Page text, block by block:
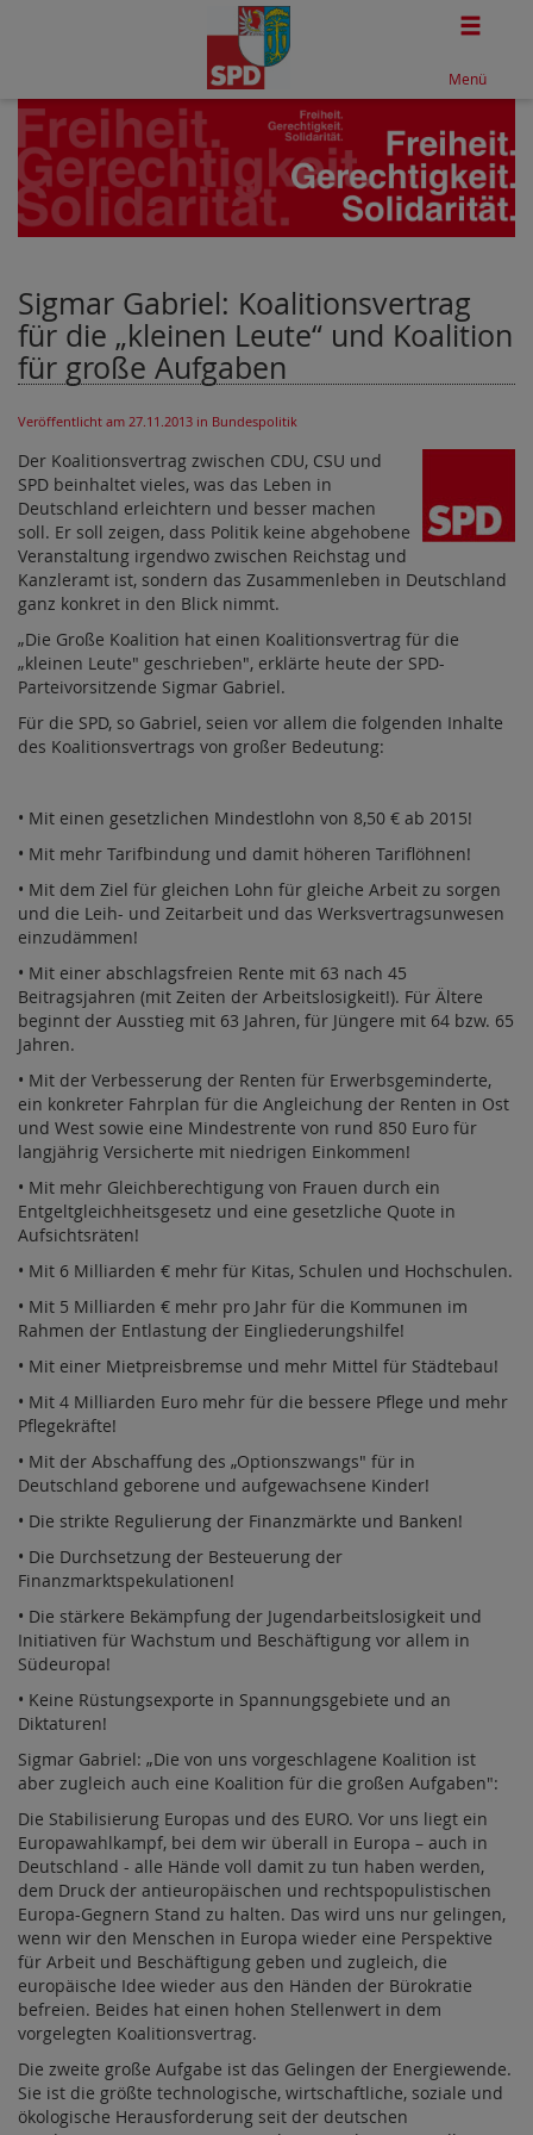
Menü
Sigmar Gabriel: Koalitionsvertrag
für die „kleinen Leute“ und Koalition
für große Aufgaben
Veröffentlicht am 27.11.2013 in Bundespolitik
Der Koalitionsvertrag zwischen CDU, CSU und
SPD beinhaltet vieles, was das Leben in
Deutschland erleichtern und besser machen
soll. Er soll zeigen, dass Politik keine abgehobene
Veranstaltung irgendwo zwischen Reichstag und
Kanzleramt ist, sondern das Zusammenleben in Deutschland
ganz konkret in den Blick nimmt.
„Die Große Koalition hat einen Koalitionsvertrag für die
„kleinen Leute" geschrieben", erklärte heute der SPD-
Parteivorsitzende Sigmar Gabriel.
Für die SPD, so Gabriel, seien vor allem die folgenden Inhalte
des Koalitionsvertrags von großer Bedeutung:
• Mit einen gesetzlichen Mindestlohn von 8,50 € ab 2015!
• Mit mehr Tarifbindung und damit höheren Tariflöhnen!
• Mit dem Ziel für gleichen Lohn für gleiche Arbeit zu sorgen
und die Leih- und Zeitarbeit und das Werksvertragsunwesen
einzudämmen!
• Mit einer abschlagsfreien Rente mit 63 nach 45
Beitragsjahren (mit Zeiten der Arbeitslosigkeit!). Für Ältere
beginnt der Ausstieg mit 63 Jahren, für Jüngere mit 64 bzw. 65
Jahren.
• Mit der Verbesserung der Renten für Erwerbsgeminderte,
ein konkreter Fahrplan für die Angleichung der Renten in Ost
und West sowie eine Mindestrente von rund 850 Euro für
langjährig Versicherte mit niedrigen Einkommen!
• Mit mehr Gleichberechtigung von Frauen durch ein
Entgeltgleichheitsgesetz und eine gesetzliche Quote in
Aufsichtsräten!
• Mit 6 Milliarden € mehr für Kitas, Schulen und Hochschulen.
• Mit 5 Milliarden € mehr pro Jahr für die Kommunen im
Rahmen der Entlastung der Eingliederungshilfe!
• Mit einer Mietpreisbremse und mehr Mittel für Städtebau!
• Mit 4 Milliarden Euro mehr für die bessere Pflege und mehr
Pflegekräfte!
• Mit der Abschaffung des „Optionszwangs" für in
Deutschland geborene und aufgewachsene Kinder!
• Die strikte Regulierung der Finanzmärkte und Banken!
• Die Durchsetzung der Besteuerung der
Finanzmarktspekulationen!
• Die stärkere Bekämpfung der Jugendarbeitslosigkeit und
Initiativen für Wachstum und Beschäftigung vor allem in
Südeuropa!
• Keine Rüstungsexporte in Spannungsgebiete und an
Diktaturen!
Sigmar Gabriel: „Die von uns vorgeschlagene Koalition ist
aber zugleich auch eine Koalition für die großen Aufgaben":
Die Stabilisierung Europas und des EURO. Vor uns liegt ein
Europawahlkampf, bei dem wir überall in Europa – auch in
Deutschland - alle Hände voll damit zu tun haben werden,
dem Druck der antieuropäischen und rechtspopulistischen
Europa-Gegnern Stand zu halten. Das wird uns nur gelingen,
wenn wir den Menschen in Europa wieder eine Perspektive
für Arbeit und Beschäftigung geben und zugleich, die
europäische Idee wieder aus den Händen der Bürokratie
befreien. Beides hat einen hohen Stellenwert in dem
vorgelegten Koalitionsvertrag.
Die zweite große Aufgabe ist das Gelingen der Energiewende.
Sie ist die größte technologische, wirtschaftliche, soziale und
ökologische Herausforderung seit der deutschen